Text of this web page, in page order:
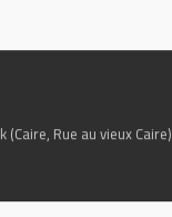
(Caire, Rue au vieux Caire)